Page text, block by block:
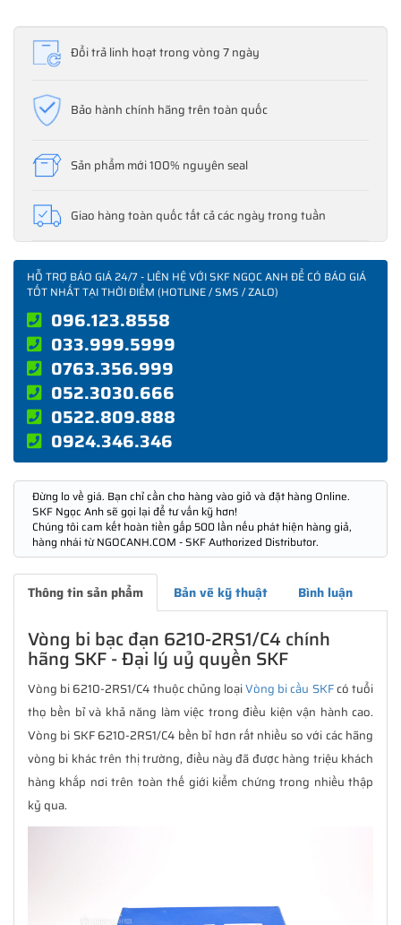
Đổi trả linh hoạt trong vòng 7 ngày
Bảo hành chính hãng trên toàn quốc
Sản phẩm mới 100% nguyên seal
Giao hàng toàn quốc tất cả các ngày trong tuần
HỖ TRỢ BÁO GIÁ 24/7 - LIÊN HỆ VỚI SKF NGỌC ANH ĐỂ CÓ BÁO GIÁ
TỐT NHẤT TẠI THỜI ĐIỂM (HOTLINE / SMS / ZALO)
096.123.8558
033.999.5999
0763.356.999
052.3030.666
0522.809.888
0924.346.346
Đừng lo về giá. Bạn chỉ cần cho hàng vào giỏ và đặt hàng Online.
SKF Ngọc Anh sẽ gọi lại để tư vấn kỹ hơn!
Chúng tôi cam kết hoàn tiền gấp 500 lần nếu phát hiện hàng giả,
hàng nhái từ NGOCANH.COM - SKF Authorized Distributor.
Thông tin sản phẩm Bản vẽ kỹ thuật Bình luận
Vòng bi bạc đạn 6210-2RS1/C4 chính
hãng SKF - Đại lý uỷ quyền SKF
Vòng bi 6210-2RS1/C4 thuộc chủng loạiVòng bi cầu SKFcó tuổi
thọ bền bỉ và khả năng làm việc trong điều kiện vận hành cao.
Vòng bi SKF 6210-2RS1/C4 bền bỉ hơn rất nhiều so với các hãng
vòng bi khác trên thị trường, điều này đã được hàng triệu khách
hàng khắp nơi trên toàn thế giới kiểm chứng trong nhiều thập
kỷ qua.